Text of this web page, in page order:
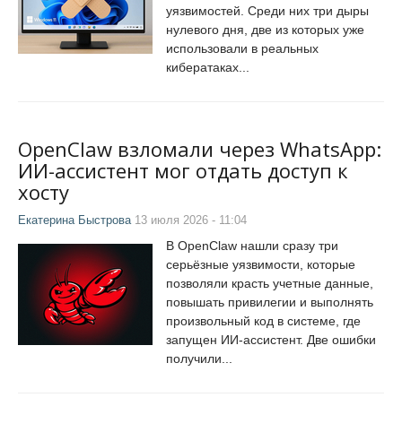
уязвимостей. Среди них три дыры
нулевого дня, две из которых уже
использовали в реальных
кибератаках...
OpenClaw взломали через WhatsApp:
ИИ-ассистент мог отдать доступ к
хосту
Екатерина Быстрова13 июля 2026 - 11:04
В OpenClaw нашли сразу три
серьёзные уязвимости, которые
позволяли красть учетные данные,
повышать привилегии и выполнять
произвольный код в системе, где
запущен ИИ-ассистент. Две ошибки
получили...